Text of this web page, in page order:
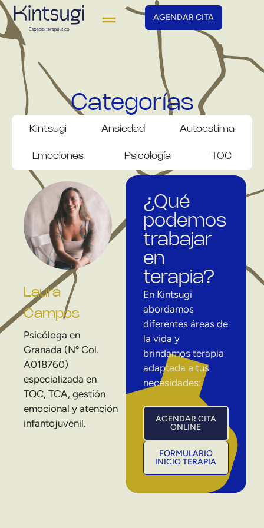
AGENDAR CITA
Categorías
Kintsugi Ansiedad Autoestima
Emociones Psicología TOC
Laura
Campos
Psicóloga en
Granada (Nº Col.
A018760)
especializada en
TOC, TCA, gestión
emocional y atención
infantojuvenil.
¿Qué
podemos
trabajar
en
terapia?
En Kintsugi
abordamos
diferentes áreas de
la vida y
brindamos terapia
adaptada a tus
necesidades:
AGENDAR CITA
ONLINE
FORMULARIO
INICIO TERAPIA